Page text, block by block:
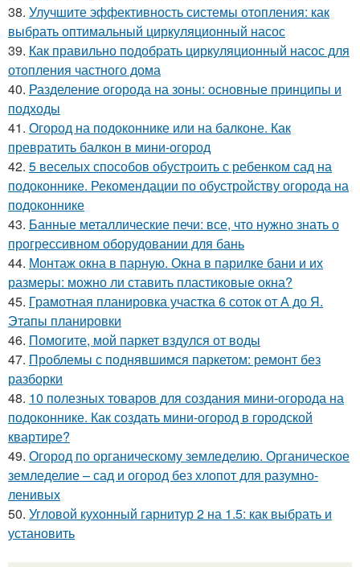
38. Улучшите эффективность системы отопления: как
выбрать оптимальный циркуляционный насос
39. Как правильно подобрать циркуляционный насос для
отопления частного дома
40. Разделение огорода на зоны: основные принципы и
подходы
41. Огород на подоконнике или на балконе. Как
превратить балкон в мини-огород
42. 5 веселых способов обустроить с ребенком сад на
подоконнике. Рекомендации по обустройству огорода на
подоконнике
43. Банные металлические печи: все, что нужно знать о
прогрессивном оборудовании для бань
44. Монтаж окна в парную. Окна в парилке бани и их
размеры: можно ли ставить пластиковые окна?
45. Грамотная планировка участка 6 соток от А до Я.
Этапы планировки
46. Помогите, мой паркет вздулся от воды
47. Проблемы с поднявшимся паркетом: ремонт без
разборки
48. 10 полезных товаров для создания мини-огорода на
подоконнике. Как создать мини-огород в городской
квартире?
49. Огород по органическому земледелию. Органическое
земледелие – сад и огород без хлопот для разумно-
ленивых
50. Угловой кухонный гарнитур 2 на 1.5: как выбрать и
установить